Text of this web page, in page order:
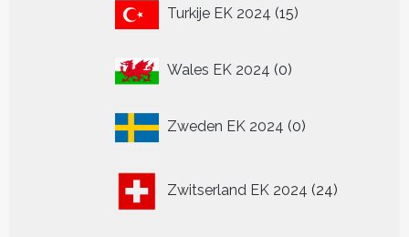
Turkije EK 2024 15
producten
Wales EK 2024 00
Zweden EK 2024 0
producten
Zwitserland EK 2024 24
producten